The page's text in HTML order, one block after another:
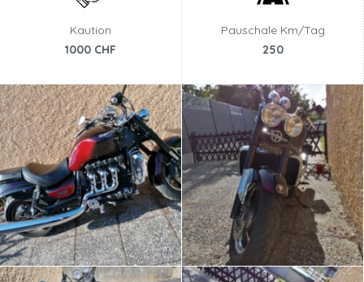
Kaution
1000 CHF
Pauschale Km/Tag
250